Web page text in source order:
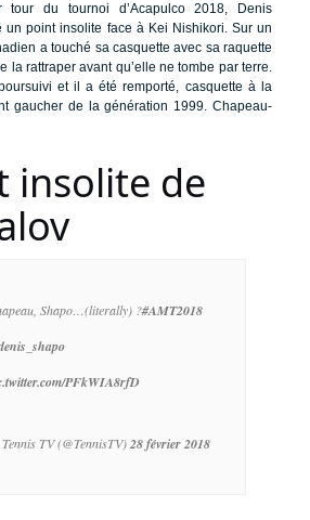
tour du tournoi d’Acapulco 2018, Denis
un point insolite face à Kei Nishikori. Sur un
a touché sa casquette avec sa raquette
la rattraper avant qu’elle ne tombe par terre.
poursuivi et il a été remporté, casquette à la
gaucher de la génération 1999. Chapeau-
insolite de
Shapo…(literally) ?#AMT2018
PFkWIA8rfD
TV (@TennisTV)28 février 2018